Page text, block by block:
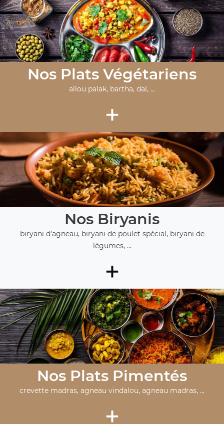
Nos Plats Végétariens
allou palak, bartha, dal, ...
+
Nos Biryanis
biryani d'agneau, biryani de poulet spécial, biryani de
légumes, ...
+
Nos Plats Pimentés
crevette madras, agneau vindalou, agneau madras, ...
+